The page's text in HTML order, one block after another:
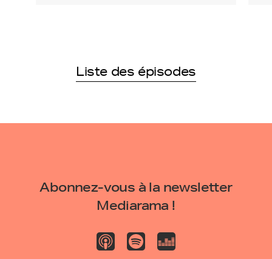
Liste des épisodes
Abonnez-vous à la newsletter
Mediarama !